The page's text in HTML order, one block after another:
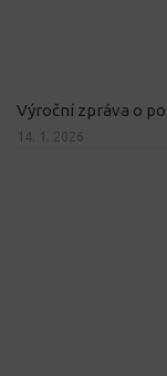
Výroční zpráva o
14. 1. 2026